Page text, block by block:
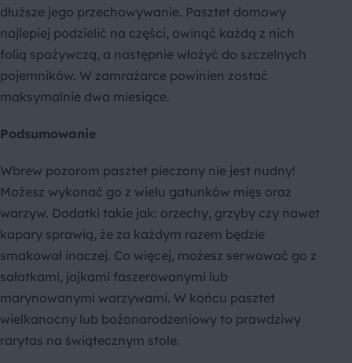
dłuższe jego przechowywanie. Pasztet domowy
najlepiej podzielić na części, owinąć każdą z nich
folią spożywczą, a następnie włożyć do szczelnych
pojemników. W zamrażarce powinien zostać
maksymalnie dwa miesiące.
Podsumowanie
Wbrew pozorom pasztet pieczony nie jest nudny!
Możesz wykonać go z wielu gatunków mięs oraz
warzyw. Dodatki takie jak: orzechy, grzyby czy nawet
kapary sprawią, że za każdym razem będzie
smakował inaczej. Co więcej, możesz serwować go z
sałatkami, jajkami faszerowanymi lub
marynowanymi warzywami. W końcu pasztet
wielkanocny lub bożonarodzeniowy to prawdziwy
rarytas na świątecznym stole.